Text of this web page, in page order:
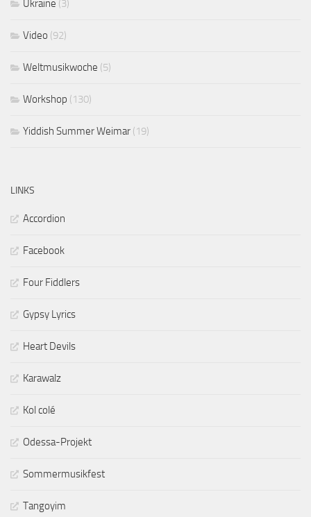
Ukraine (3)
Video (92)
Weltmusikwoche (5)
Workshop (130)
Yiddish Summer Weimar (19)
LINKS
Accordion
Facebook
Four Fiddlers
Gypsy Lyrics
Heart Devils
Karawalz
Kol colé
Odessa-Projekt
Sommermusikfest
Tangoyim